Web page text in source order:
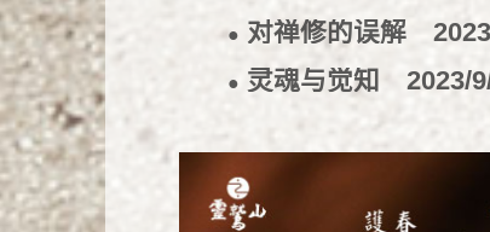
● 对禅修的误解
● 灵魂与觉知 2023/